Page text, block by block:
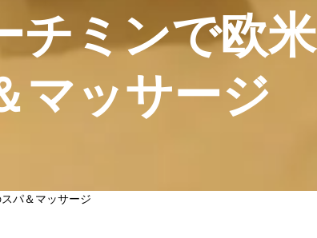
チミンで欧米
マッサージ
パ＆マッサージ